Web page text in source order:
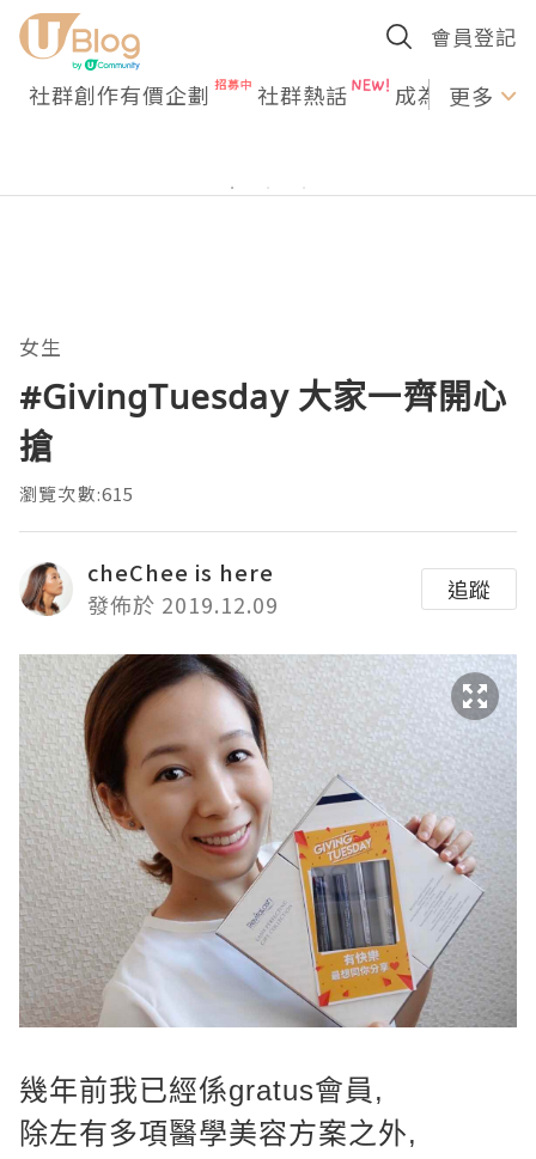
會員登記
社群創作有價企劃 社群熱話 成為U更多
女生
#GivingTuesday 大家一齊開心
搶
瀏覽次數:615
cheChee is here
發佈於 2019.12.09
追蹤
幾年前我已經係gratus會員,
除左有多項醫學美容方案之外,